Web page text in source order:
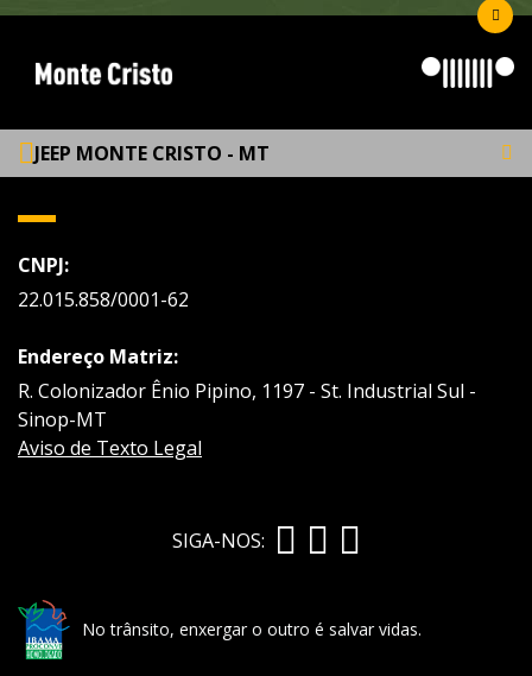
JEEP MONTE CRISTO - MT
CNPJ:
22.015.858/0001-62
Endereço Matriz:
R. Colonizador Ênio Pipino, 1197 - St. Industrial Sul -
Sinop-MT
Aviso de Texto Legal
SIGA-NOS:
No trânsito, enxergar o outro é salvar vidas.